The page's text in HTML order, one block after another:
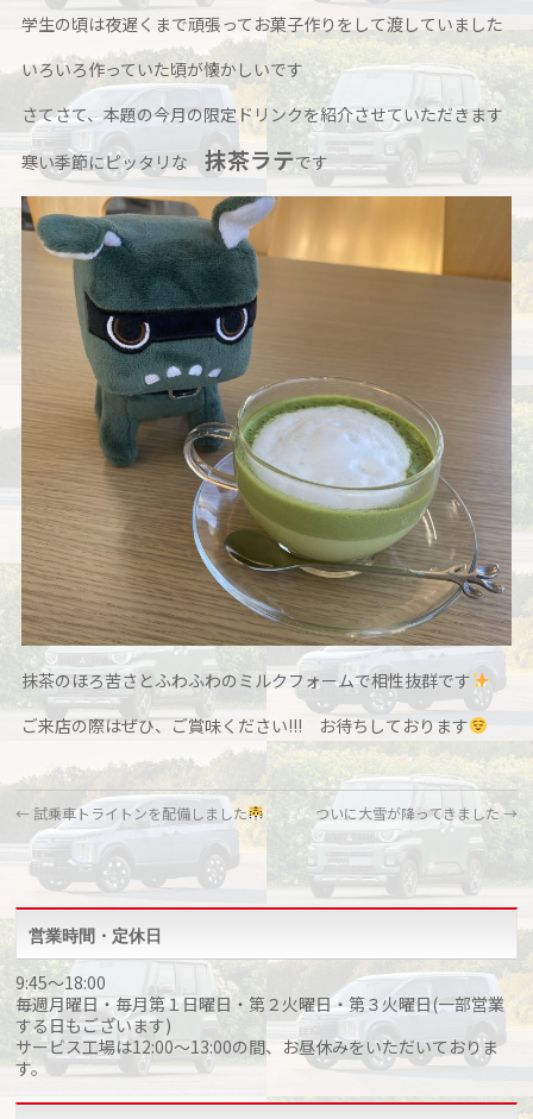
学生の頃は夜遅くまで頑張ってお菓子作りをして渡していました
いろいろ作っていた頃が懐かしいです
さてさて、本題の今月の限定ドリンクを紹介させていただきます
寒い季節にピッタリな抹茶ラテです
抹茶のほろ苦さとふわふわのミルクフォームで相性抜群です
ご来店の際はぜひ、ご賞味ください!!! お待ちしております
← 試乗車トライトンを配備しました ついに大雪が降ってきました→
営業時間・定休日
9:45～18:00
毎週月曜日・毎月第１日曜日・第２火曜日・第３火曜日(一部営業
する日もございます)
サービス工場は12:00～13:00の間、お昼休みをいただいておりま
す。